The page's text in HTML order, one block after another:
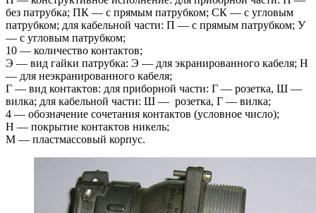
без патрубка; ПК — с прямым патрубком; СК — с угловым
патрубком; для кабельной части: П — с прямым патрубком; У
— с угловым патрубком;
10 — количество контактов;
Э — вид гайки патрубка: Э — для экранированного кабеля; Н
— для неэкранированного кабеля;
Г — вид контактов: для приборной части: Г — розетка, Ш —
вилка; для кабельной части: Ш — розетка, Г — вилка;
4 — обозначение сочетания контактов (условное число);
Н — покрытие контактов никель;
М — пластмассовый корпус.